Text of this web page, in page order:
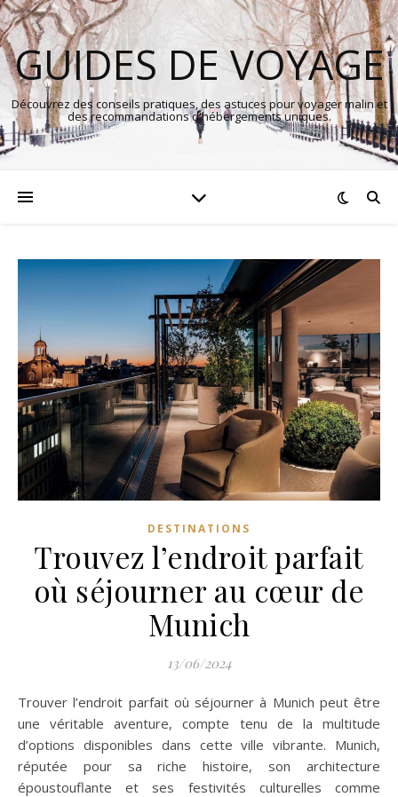
GUIDES DE VOYAGE
Découvrez des conseils pratiques, des astuces pour voyager malin et
des recommandations d'hébergements uniques.
DESTINATIONS
Trouvez l’endroit parfait
où séjourner au cœur de
Munich
13/06/2024
Trouver l’endroit parfait où séjourner à Munich peut être
une véritable aventure, compte tenu de la multitude
d’options disponibles dans cette ville vibrante. Munich,
réputée pour sa riche histoire, son architecture
époustouflante et ses festivités culturelles comme